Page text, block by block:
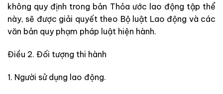
không quy định trong bản Thỏa ước lao động tập thể
này, sẽ được giải quyết theo Bộ luật Lao động và các
văn bản quy phạm pháp luật hiện hành.
Điều 2. Đối tượng thi hành
1. Người sử dụng lao động.